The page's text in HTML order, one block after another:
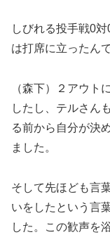
しびれる投手戦0
は打席に立ったん
（森下）２アウト
したし、テルさん
る前から自分が決
ました。
そして先ほども言
いをしたという言
した。この歓声を